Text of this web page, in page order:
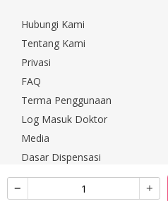
Hubungi Kami
Tentang Kami
Privasi
FAQ
Terma Penggunaan
Log Masuk Doktor
Media
Dasar Dispensasi
Kerjaya
Rakan Kongsi Korporat